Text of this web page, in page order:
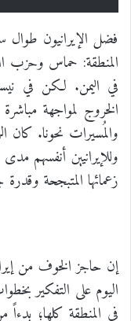
فضل الإيرانيون طوال
المنطقة: حماس وحزب
في اليمن. لكن في
الخروج لمواجهة
والمُسيرات نحونا. كان
وللإيرانيين أنفسهم
زعمائها المتبجحة وقدرة
إن حاجز الخوف من
اليوم على التفكير
في المنطقة كلها؛